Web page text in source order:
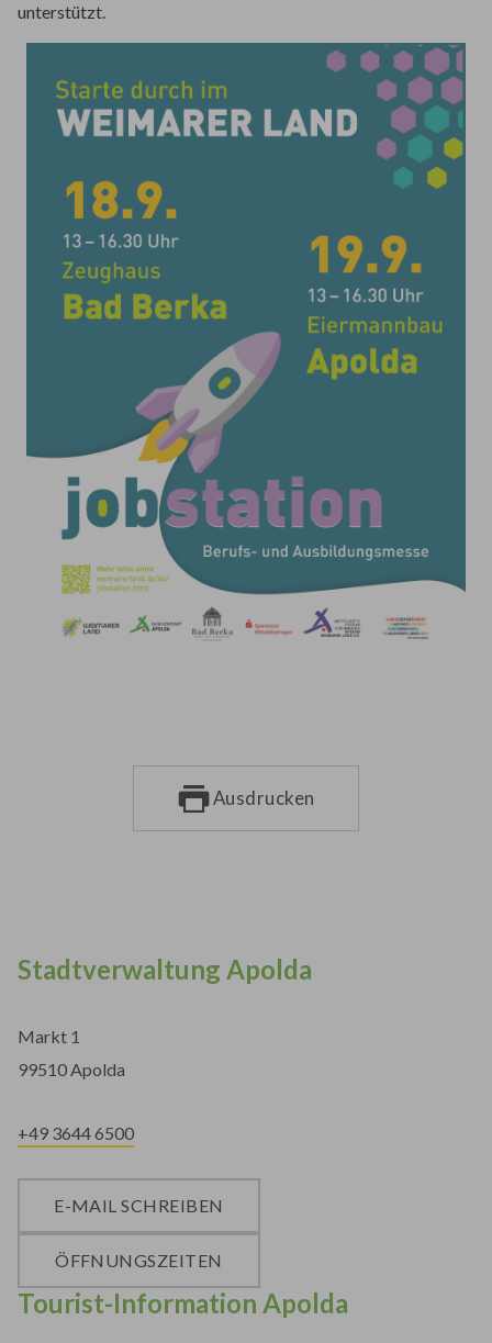
unterstützt.
Ausdrucken
Stadtverwaltung Apolda
Markt 1
99510 Apolda
+49 3644 6500
E-MAIL SCHREIBEN
ÖFFNUNGSZEITEN
Tourist-Information Apolda